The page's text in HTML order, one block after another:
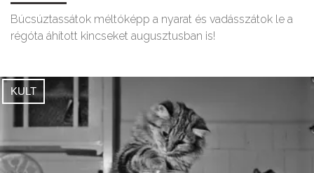
Búcsúztassátok méltóképp a nyarat és vadásszátok le a
régóta áhított kincseket augusztusban is!
KULT